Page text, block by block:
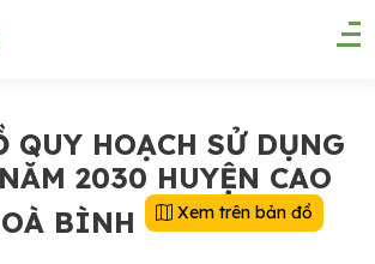
QUY HOẠCH SỬ DỤNG
2030 HUYỆN CAO
BÌNH
Xem trên bản đồ